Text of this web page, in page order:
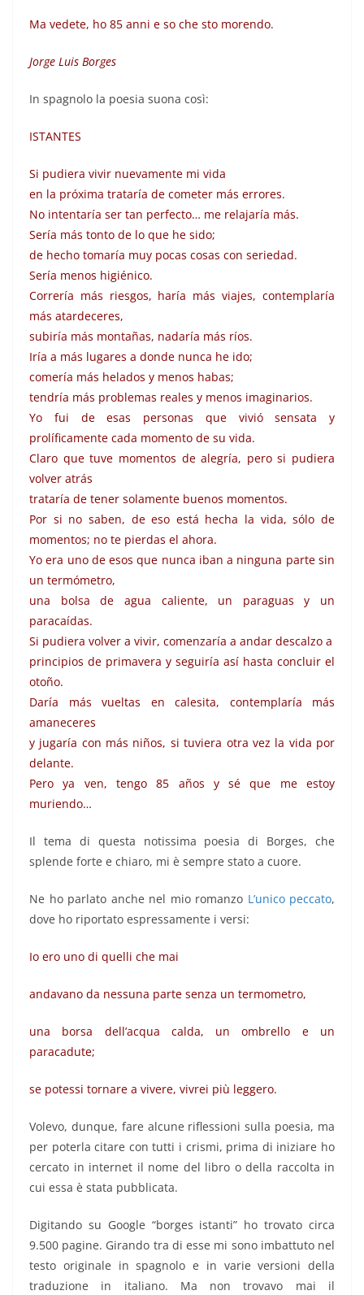
Ma vedete, ho 85 anni e so che sto morendo.
Jorge Luis Borges
In spagnolo la poesia suona così:
ISTANTES
Si pudiera vivir nuevamente mi vida
en la próxima trataría de cometer más errores.
No intentaría ser tan perfecto… me relajaría más.
Sería más tonto de lo que he sido;
de hecho tomaría muy pocas cosas con seriedad.
Sería menos higiénico.
Correría más riesgos, haría más viajes, contemplaría
más atardeceres,
subiría más montañas, nadaría más ríos.
Iría a más lugares a donde nunca he ido;
comería más helados y menos habas;
tendría más problemas reales y menos imaginarios.
Yo fui de esas personas que vivió sensata y
prolíficamente cada momento de su vida.
Claro que tuve momentos de alegría, pero si pudiera
volver atrás
trataría de tener solamente buenos momentos.
Por si no saben, de eso está hecha la vida, sólo de
momentos; no te pierdas el ahora.
Yo era uno de esos que nunca iban a ninguna parte sin
un termómetro,
una bolsa de agua caliente, un paraguas y un
paracaídas.
Si pudiera volver a vivir, comenzaría a andar descalzo a
principios de primavera y seguiría así hasta concluir el
otoño.
Daría más vueltas en calesita, contemplaría más
amaneceres
y jugaría con más niños, si tuviera otra vez la vida por
delante.
Pero ya ven, tengo 85 años y sé que me estoy
muriendo…
Il tema di questa notissima poesia di Borges, che
splende forte e chiaro, mi è sempre stato a cuore.
Ne ho parlato anche nel mio romanzo L’unico peccato,
dove ho riportato espressamente i versi:
Io ero uno di quelli che mai
andavano da nessuna parte senza un termometro,
una borsa dell’acqua calda, un ombrello e un
paracadute;
se potessi tornare a vivere, vivrei più leggero.
Volevo, dunque, fare alcune riflessioni sulla poesia, ma
per poterla citare con tutti i crismi, prima di iniziare ho
cercato in internet il nome del libro o della raccolta in
cui essa è stata pubblicata.
Digitando su Google “borges istanti” ho trovato circa
9.500 pagine. Girando tra di esse mi sono imbattuto nel
testo originale in spagnolo e in varie versioni della
traduzione in italiano. Ma non trovavo mai il